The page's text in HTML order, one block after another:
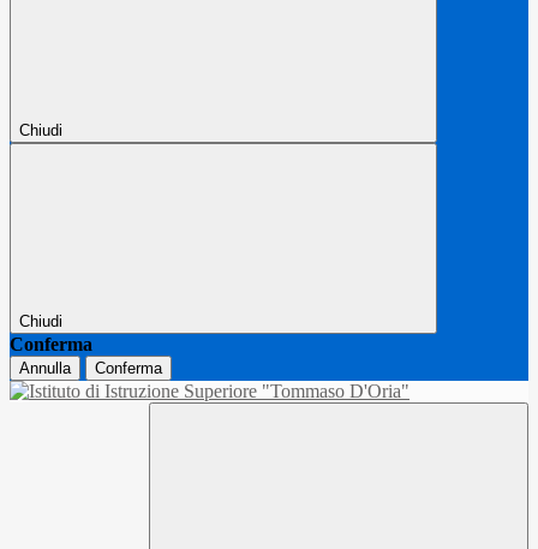
Chiudi
Chiudi
Conferma
Annulla Conferma